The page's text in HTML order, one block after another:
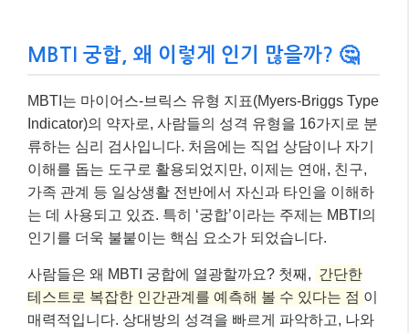
MBTI 궁합, 왜 이렇게 인기 많을까? 🤔
MBTI는 마이어스-브릭스 유형 지표(Myers-Briggs Type
Indicator)의 약자로, 사람들의 성격 유형을 16가지로 분
류하는 심리 검사입니다. 처음에는 직업 상담이나 자기
이해를 돕는 도구로 활용되었지만, 이제는 연애, 친구,
가족 관계 등 일상생활 전반에서 자신과 타인을 이해하
는 데 사용되고 있죠. 특히 ‘궁합’이라는 주제는 MBTI의
인기를 더욱 불붙이는 핵심 요소가 되었습니다.
사람들은 왜 MBTI 궁합에 열광할까요? 첫째, 간단한
테스트로 복잡한 인간관계를 예측해 볼 수 있다는 점 이
매력적입니다. 상대방의 성격을 빠르게 파악하고, 나와